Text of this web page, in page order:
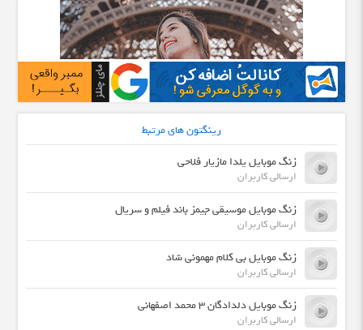
رینگتون های مرتبط
زنگ موبایل یلدا مازیار فلاحی
ارسالی کاربران
زنگ موبایل موسیقی جیمز باند فیلم و سریال
ارسالی کاربران
زنگ موبایل بی کلام مهمونی شاد
ارسالی کاربران
زنگ موبایل دلدادگان ۳ محمد اصفهانی
ارسالی کاربران